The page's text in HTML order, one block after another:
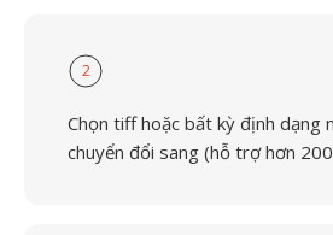
2
Chọn tiff hoặc bất kỳ định dạng
chuyển đổi sang (hỗ trợ hơn